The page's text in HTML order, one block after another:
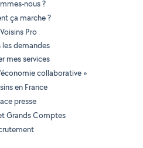
nous ?
ça marche ?
Pro
les demandes
mes services
collaborative »
en France
presse
Grands Comptes